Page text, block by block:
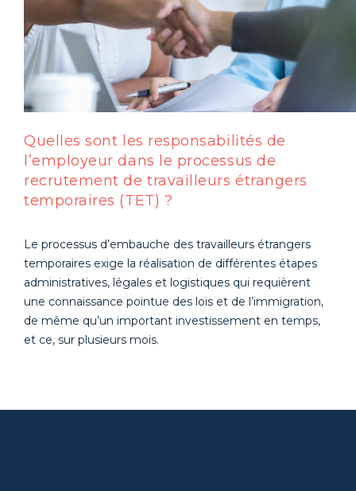
Quelles sont les responsabilités de
l’employeur dans le processus de
recrutement de travailleurs étrangers
temporaires (TET) ?
Le processus d’embauche des travailleurs étrangers
temporaires exige la réalisation de différentes étapes
administratives, légales et logistiques qui requièrent
une connaissance pointue des lois et de l’immigration,
de même qu’un important investissement en temps,
et ce, sur plusieurs mois.